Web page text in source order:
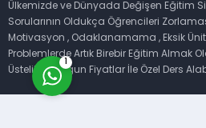
Ülkemizde ve Dünyada Değişen Eğitim
Sorularının Oldukça Öğrencileri
Motivasyon , Odaklanamama , Eksik
Problemlerde Artık Birebir Eğitim Almak
Üstelik En Uygun Fiyatlar İle Özel Ders
Cevap Yaz